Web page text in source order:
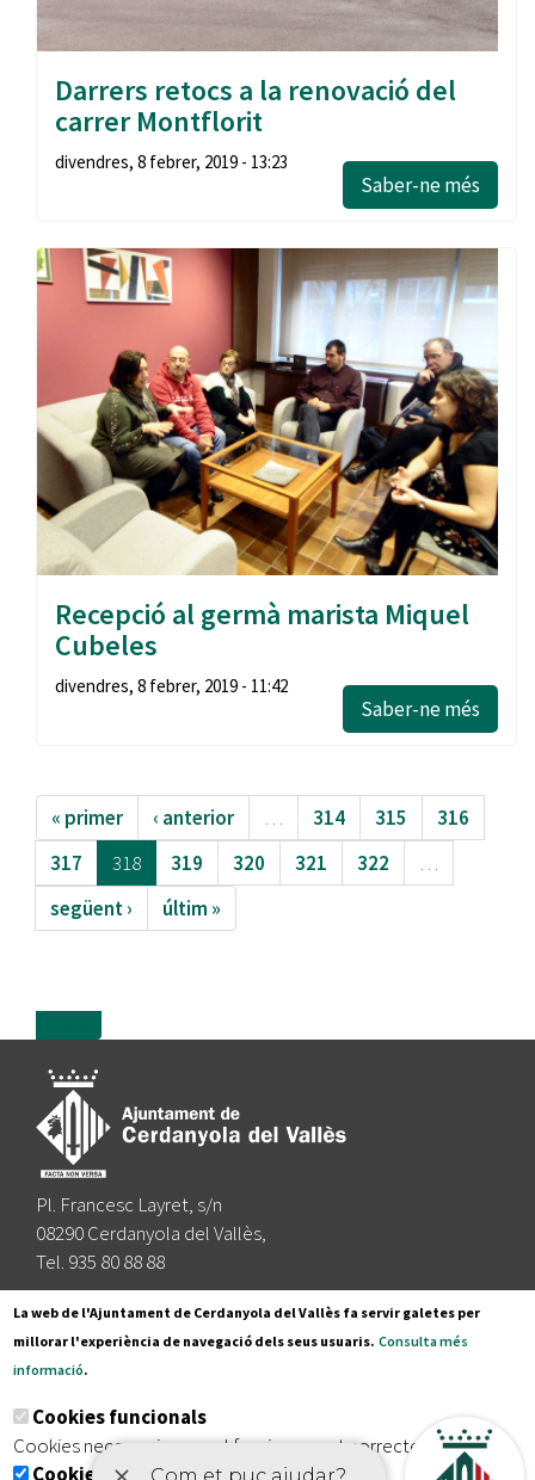
Darrers retocs a la renovació del
carrer Montflorit
divendres, 8 febrer, 2019 - 13:23
Saber-ne més
Recepció al germà marista Miquel
Cubeles
divendres, 8 febrer, 2019 - 11:42
Saber-ne més
« primer ‹ anterior … 314 315
316
317
318 319 320 321 322
…
següent ›
últim »
Pl. Francesc Layret, s/n
08290 Cerdanyola del Vallès,
Tel. 935 80 88 88
Segueix-nos a:
Subscriu-te al nostre butlletí
La web de l'Ajuntament de Cerdanyola del Vallès fa servir galetes per
millorar l'experiència de navegació dels seus usuaris. Consulta més
informació.
Cookies funcionals
Cookies necessaries per el funcionament correcte de la web
Cookies analítiques